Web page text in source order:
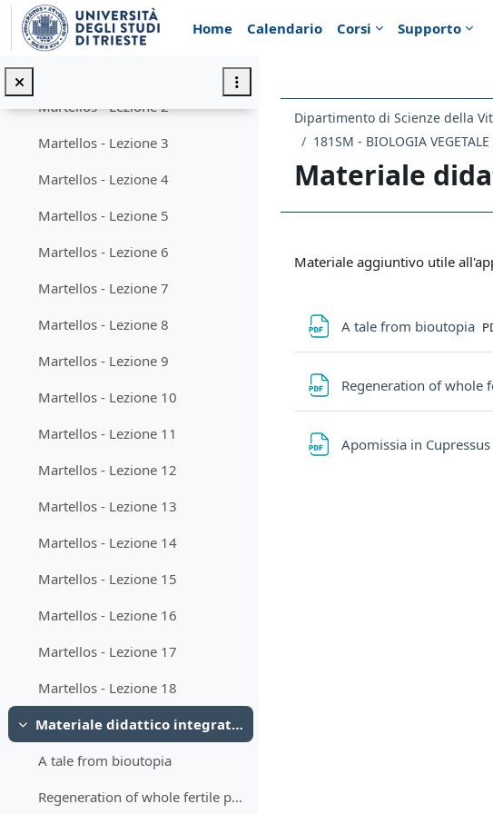
Vai al contenuto principale
Home
Calendario Corsi Supporto
Muggia - Lezione 12
Martellos - Lezione 2
Martellos - Lezione 3
Martellos - Lezione 4
Martellos - Lezione 5
Martellos - Lezione 6
Martellos - Lezione 7
Martellos - Lezione 8
Martellos - Lezione 9
Martellos - Lezione 10
Martellos - Lezione 11
Martellos - Lezione 12
Martellos - Lezione 13
Martellos - Lezione 14
Martellos - Lezione 15
Martellos - Lezione 16
Martellos - Lezione 17
Martellos - Lezione 18
Minimizza
Materiale didattico integrativo
A tale from bioutopia
Regeneration of whole fertile plants from 30,000-y-old fruit tissue buried in Siberian permafrost
Dipartimento di Scienze della
181SM - BIOLOGIA
Materiale
Schema della
Materiale aggiuntivo utile
A tale from bioutopia
Regeneration of whole
Apomissia in